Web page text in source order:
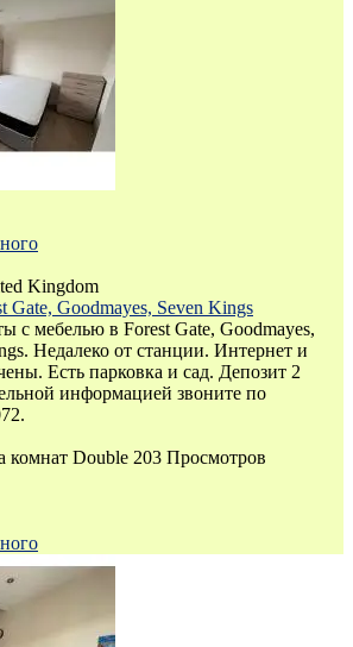
Kingdom
Gate, Goodmayes, Seven Kings
с мебелью в Forest Gate, Goodmayes,
Недалеко от станции. Интернет и
Есть парковка и сад. Депозит 2
информацией звоните по
комнат Double 203 Просмотров